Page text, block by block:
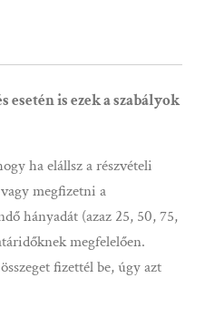
is ezek a szabályok
ha elállsz a részvételi
megfizetni a
hányadát (azaz 25, 50, 75,
megfelelően.
fizettél be, úgy azt